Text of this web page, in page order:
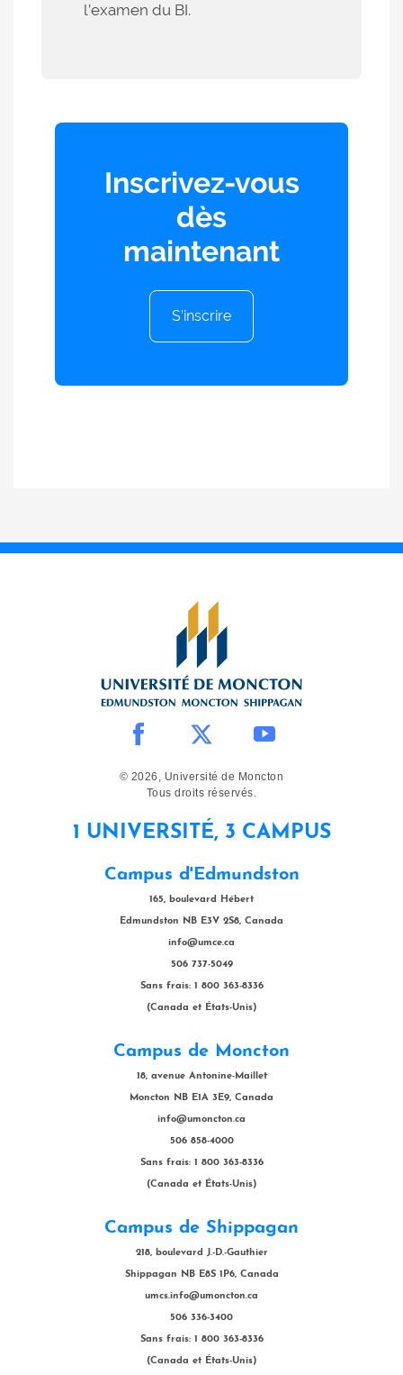
l’examen du BI.
Inscrivez-vous
dès
maintenant
S’inscrire
© 2026, Université de Moncton
Tous droits réservés.
1 UNIVERSITÉ, 3 CAMPUS
Campus d'Edmundston
165, boulevard Hébert
Edmundston NB E3V 2S8, Canada
info@umce.ca
506 737-5049
Sans frais: 1 800 363-8336
(Canada et États-Unis)
Campus de Moncton
18, avenue Antonine-Maillet
Moncton NB E1A 3E9, Canada
info@umoncton.ca
506 858-4000
Sans frais: 1 800 363-8336
(Canada et États-Unis)
Campus de Shippagan
218, boulevard J.-D.-Gauthier
Shippagan NB E8S 1P6, Canada
umcs.info@umoncton.ca
506 336-3400
Sans frais: 1 800 363-8336
(Canada et États-Unis)